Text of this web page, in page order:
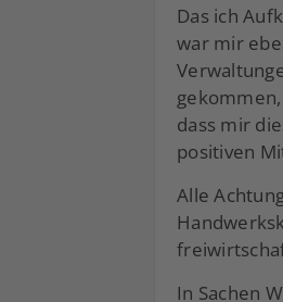
Das ich
war mir
dass mir
positiven
Alle
In Sachen